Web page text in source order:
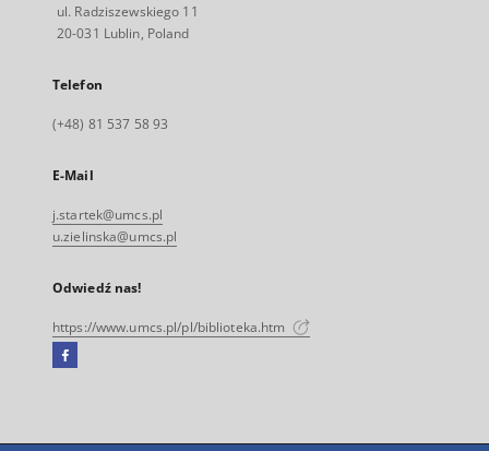
ul. Radziszewskiego 11
20-031 Lublin, Poland
Telefon
(+48) 81 537 58 93
E-Mail
j.startek@umcs.pl
u.zielinska@umcs.pl
Odwiedź nas!
https://www.umcs.pl/pl/biblioteka.htm
Facebook
się